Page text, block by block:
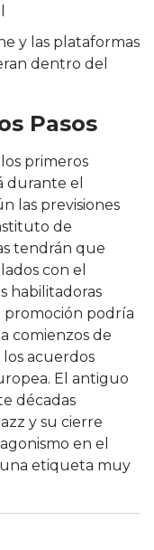
y las plataformas
dentro del
Pasos
primeros
durante el
las previsiones
de
tendrán que
con el
habilitadoras
promoción podría
comienzos de
acuerdos
El antiguo
décadas
y su cierre
en el
etiqueta muy